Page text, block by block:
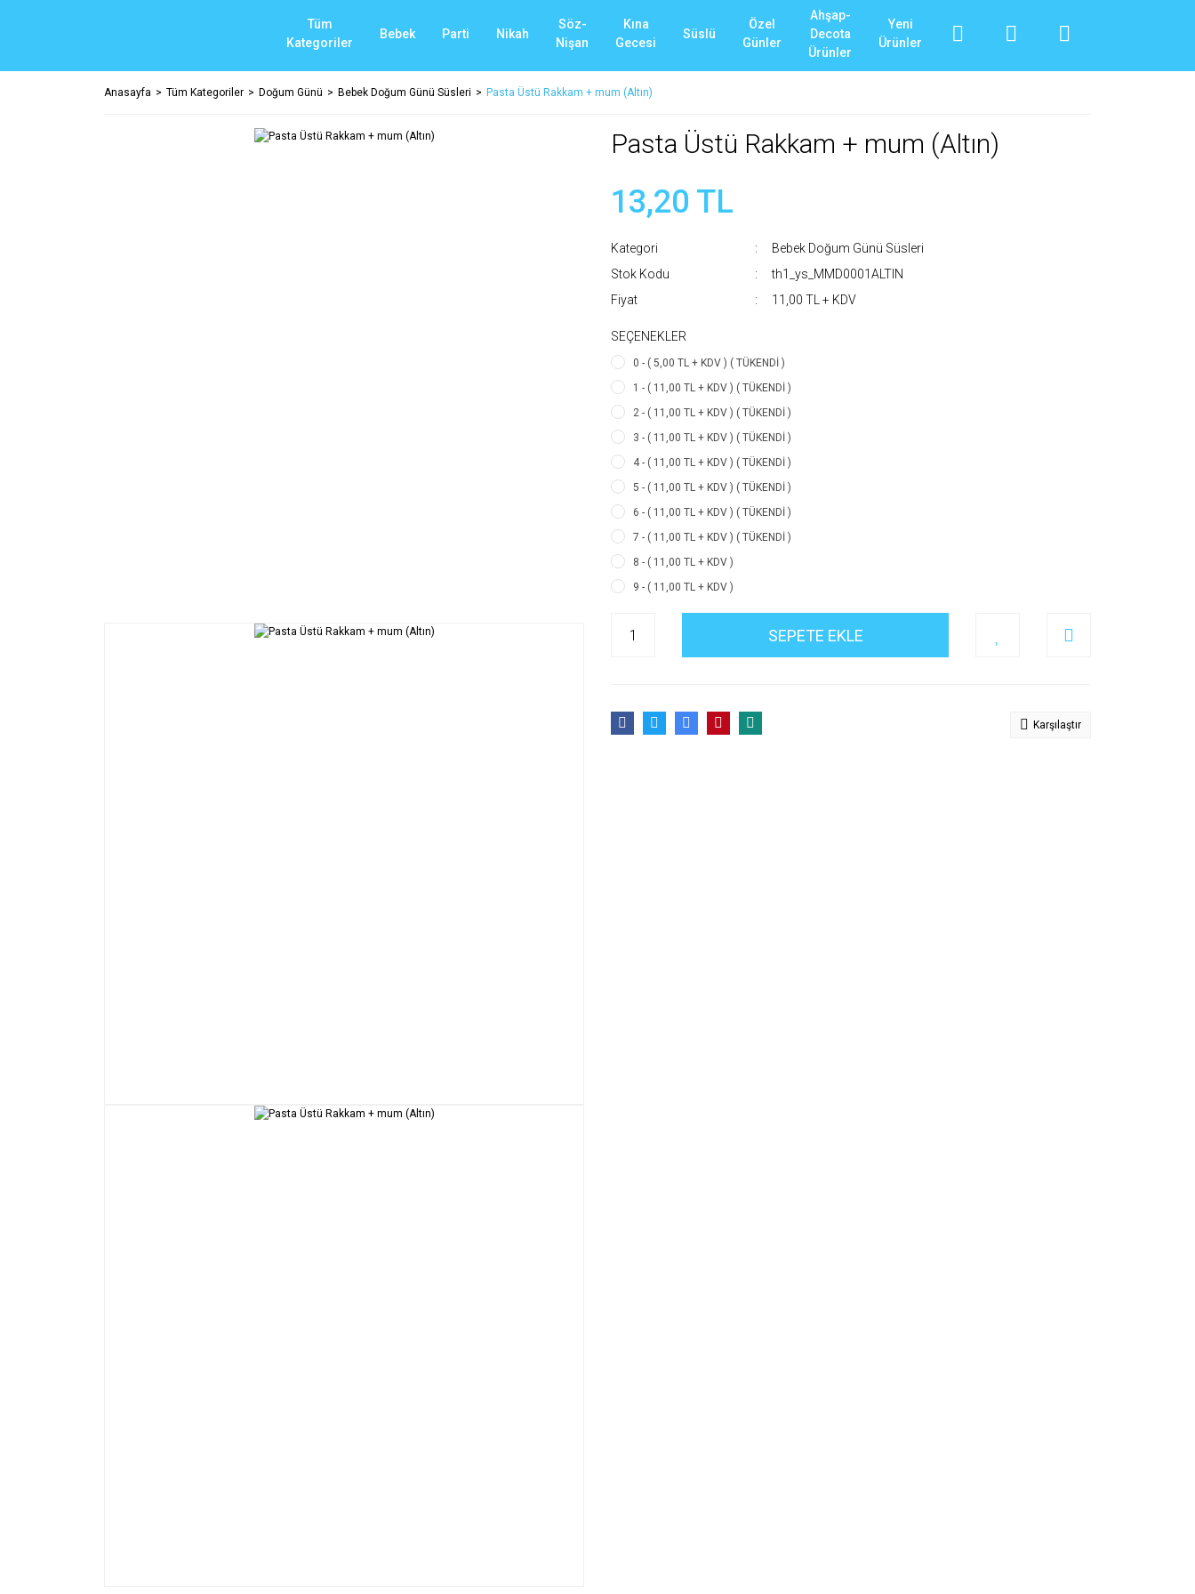
Tüm
Kategoriler
Bebek Parti Nikah
Söz-
Nişan
Kına
Gecesi
Süslü
Özel
Günler
Ahşap-
Decota
Ürünler
Yeni
Ürünler
Anasayfa Tüm Kategoriler Doğum Günü Bebek Doğum Günü Süsleri Pasta Üstü Rakkam + mum (Altın)
Pasta Üstü Rakkam + mum (Altın)
13,20 TL
Kategori
Bebek Doğum Günü Süsleri
Stok Kodu
th1_ys_MMD0001ALTIN
Fiyat
11,00 TL + KDV
SEÇENEKLER
0 - ( 5,00 TL + KDV ) ( TÜKENDİ )
1 - ( 11,00 TL + KDV ) ( TÜKENDİ )
2 - ( 11,00 TL + KDV ) ( TÜKENDİ )
3 - ( 11,00 TL + KDV ) ( TÜKENDİ )
4 - ( 11,00 TL + KDV ) ( TÜKENDİ )
5 - ( 11,00 TL + KDV ) ( TÜKENDİ )
6 - ( 11,00 TL + KDV ) ( TÜKENDİ )
7 - ( 11,00 TL + KDV ) ( TÜKENDİ )
8 - ( 11,00 TL + KDV )
9 - ( 11,00 TL + KDV )
SEPETE EKLE
Karşılaştır